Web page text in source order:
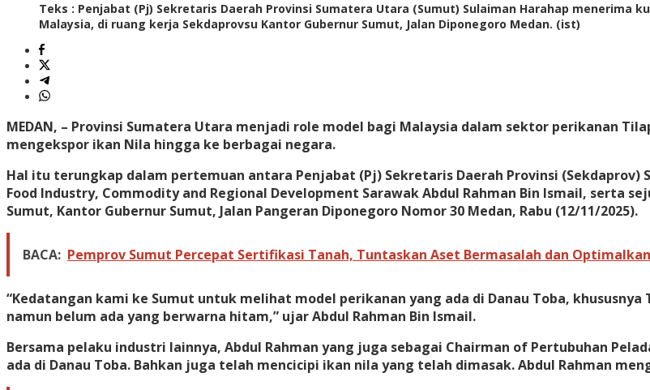
Teks : Penjabat (Pj) Sekretaris Daerah Provinsi Sumatera Utara (Sumut) Sulaiman Harahap menerima
Malaysia, di ruang kerja Sekdaprovsu Kantor Gubernur Sumut, Jalan Diponegoro Medan. (ist)
MEDAN, – Provinsi Sumatera Utara menjadi role model bagi Malaysia dalam sektor perikanan
mengekspor ikan Nila hingga ke berbagai negara.
Hal itu terungkap dalam pertemuan antara Penjabat (Pj) Sekretaris Daerah Provinsi
Food Industry, Commodity and Regional Development Sarawak Abdul Rahman Bin Ismail, serta
Sumut, Kantor Gubernur Sumut, Jalan Pangeran Diponegoro Nomor 30 Medan, Rabu (12/11/2025).
BACA: Pemprov Sumut Percepat Sertifikasi Tanah, Tuntaskan Aset Bermasalah dan
“Kedatangan kami ke Sumut untuk melihat model perikanan yang ada di Danau Toba,
namun belum ada yang berwarna hitam,” ujar Abdul Rahman Bin Ismail.
Bersama pelaku industri lainnya, Abdul Rahman yang juga sebagai Chairman of Pertubuhan
ada di Danau Toba. Bahkan juga telah mencicipi ikan nila yang telah dimasak. Abdul Rahman